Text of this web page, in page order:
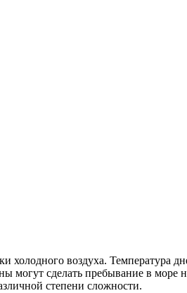
холодного воздуха. Температура
могут сделать пребывание в
степени сложности.